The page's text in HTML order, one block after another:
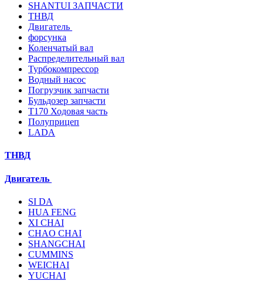
SHANTUI ЗАПЧАСТИ
ТНВД
Двигатель
форсунка
Коленчатый вал
Распределительный вал
Турбокомпрессор
Водный насос
Погрузчик запчасти
Бульдозер запчасти
T170 Ходовая часть
Полуприцеп
LADA
ТНВД
Двигатель
SI DA
HUA FENG
XI CHAI
CHAO CHAI
SHANGCHAI
CUMMINS
WEICHAI
YUCHAI